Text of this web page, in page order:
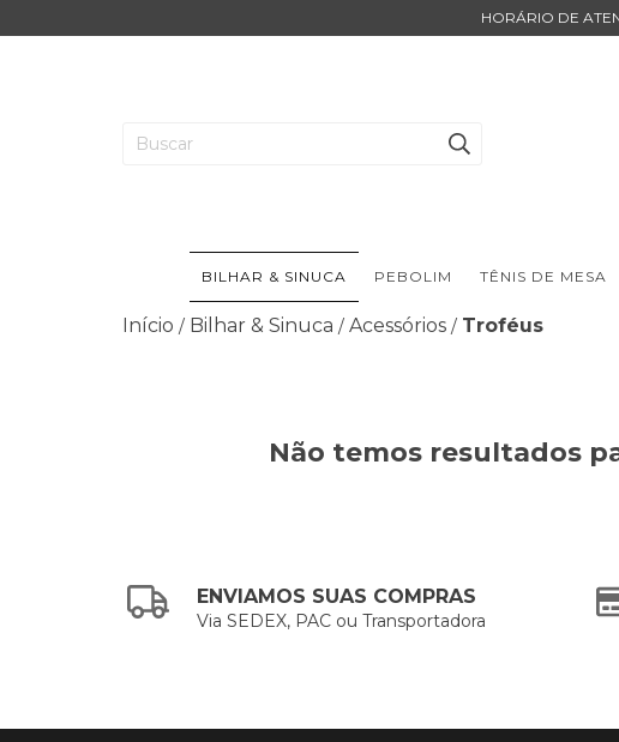
HORÁRIO DE
BILHAR & SINUCA PEBOLIM TÊNIS DE MESA
Início / Bilhar & Sinuca / Acessórios / Troféus
Não temos resultados
ENVIAMOS SUAS COMPRAS
Via SEDEX, PAC ou Transportadora